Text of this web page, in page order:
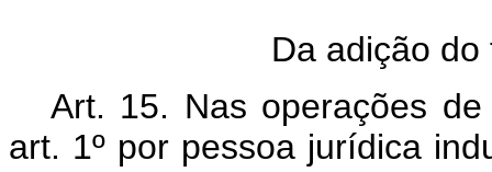
Da adição
Art. 15. Nas operações
art. 1º por pessoa jurídica